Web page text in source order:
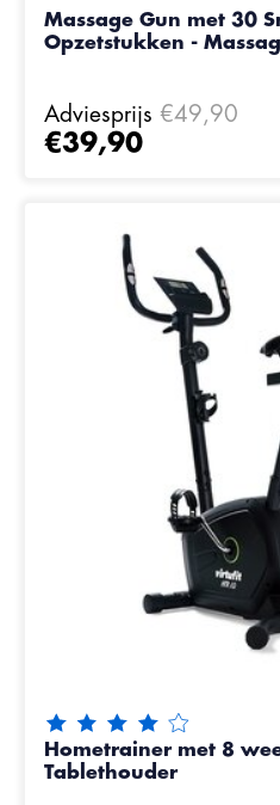
Massage Gun met 30
Opzetstukken -
Adviesprijs €49,90
€39,90
De beoordeling van dit
Hometrainer met 8
Tablethouder